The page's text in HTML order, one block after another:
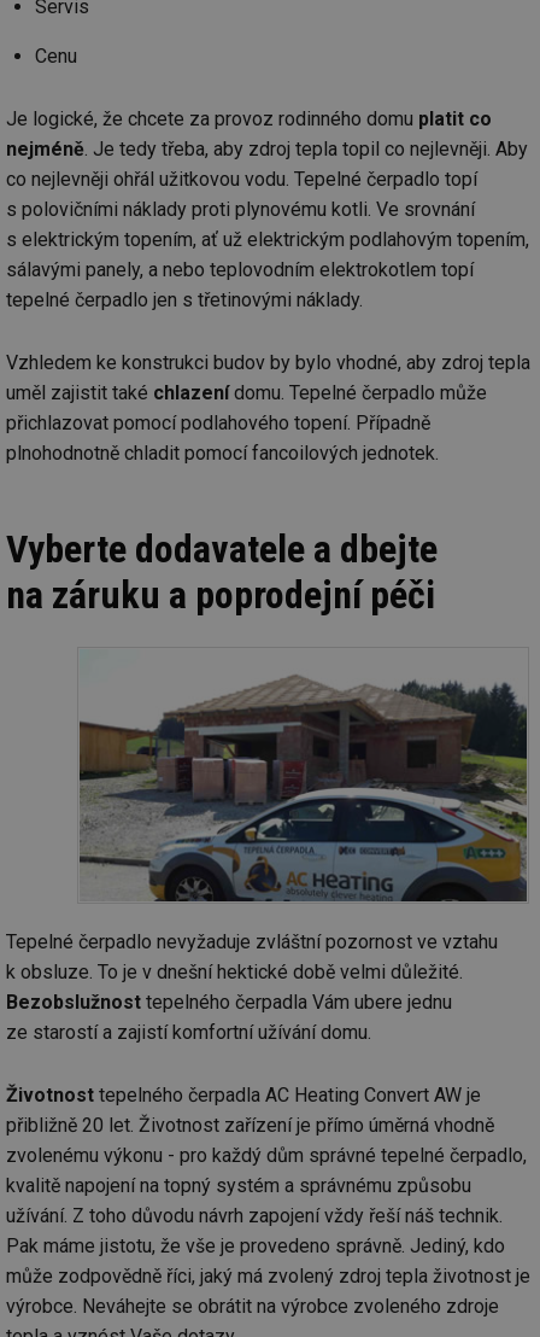
Servis
Cenu
Je logické, že chcete za provoz rodinného domu platit co
nejméně. Je tedy třeba, aby zdroj tepla topil co nejlevněji. Aby
co nejlevněji ohřál užitkovou vodu. Tepelné čerpadlo topí
s polovičními náklady proti plynovému kotli. Ve srovnání
s elektrickým topením, ať už elektrickým podlahovým topením,
sálavými panely, a nebo teplovodním elektrokotlem topí
tepelné čerpadlo jen s třetinovými náklady.
Vzhledem ke konstrukci budov by bylo vhodné, aby zdroj tepla
uměl zajistit také chlazenídomu. Tepelné čerpadlo může
přichlazovat pomocí podlahového topení. Případně
plnohodnotně chladit pomocí fancoilových jednotek.
Vyberte dodavatele a dbejte
na záruku a poprodejní péči
Tepelné čerpadlo nevyžaduje zvláštní pozornost ve vztahu
k obsluze. To je v dnešní hektické době velmi důležité.
Bezobslužnost tepelného čerpadla Vám ubere jednu
ze starostí a zajistí komfortní užívání domu.
Životnost tepelného čerpadla AC Heating Convert AW je
přibližně 20 let. Životnost zařízení je přímo úměrná vhodně
zvolenému výkonu - pro každý dům správné tepelné čerpadlo,
kvalitě napojení na topný systém a správnému způsobu
užívání. Z toho důvodu návrh zapojení vždy řeší náš technik.
Pak máme jistotu, že vše je provedeno správně. Jediný, kdo
může zodpovědně říci, jaký má zvolený zdroj tepla životnost je
výrobce. Neváhejte se obrátit na výrobce zvoleného zdroje